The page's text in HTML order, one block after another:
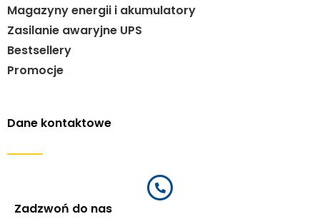
Magazyny energii i akumulatory
Zasilanie awaryjne UPS
Bestsellery
Promocje
Dane kontaktowe
Zadzwoń do nas